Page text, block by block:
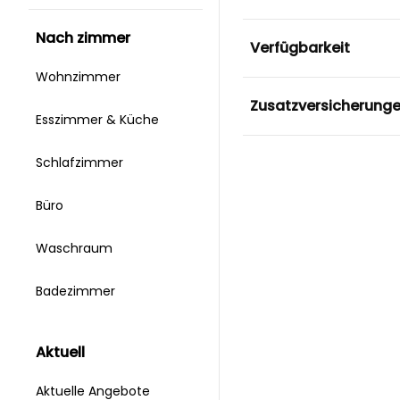
nach zimmer
Wohnzimmer
Esszimmer & Küche
Schlafzimmer
Büro
Waschraum
Badezimmer
aktuell
Aktuelle Angebote
Verfügbarkeit